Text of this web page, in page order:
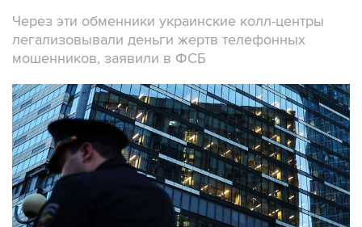
Через эти обменники украинские колл-центры
легализовывали деньги жертв телефонных
мошенников, заявили в ФСБ